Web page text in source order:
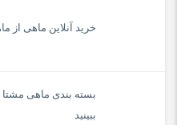
خرید آنلاین ماهی از
بسته بندی ماهی مشتا
ببینید